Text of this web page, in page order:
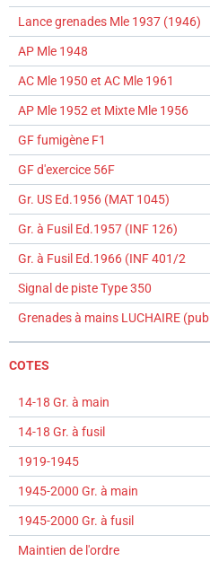
Lance grenades Mle 1937 (1946)
AP Mle 1948
AC Mle 1950 et AC Mle 1961
AP Mle 1952 et Mixte Mle 1956
GF fumigène F1
GF d'exercice 56F
Gr. US Ed.1956 (MAT 1045)
Gr. à Fusil Ed.1957 (INF 126)
Gr. à Fusil Ed.1966 (INF 401/2
Signal de piste Type 350
Grenades à mains LUCHAIRE (pub
COTES
14-18 Gr. à main
14-18 Gr. à fusil
1919-1945
1945-2000 Gr. à main
1945-2000 Gr. à fusil
Maintien de l'ordre